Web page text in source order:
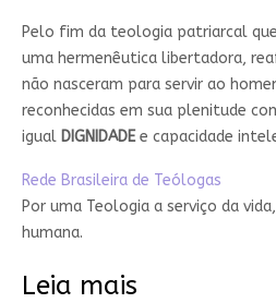
Pelo fim da teologia patriarcal
uma hermenêutica libertadora,
não nasceram para servir ao
reconhecidas em sua plenitude
igual DIGNIDADEe capacidade
Rede Brasileira de Teólogas
Por uma Teologia a serviço da
humana.
Leia mais